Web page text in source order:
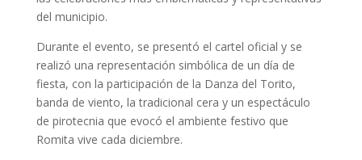
del municipio.
Durante el evento, se presentó el cartel oficial y se
realizó una representación simbólica de un día de
fiesta, con la participación de la Danza del Torito,
banda de viento, la tradicional cera y un espectáculo
de pirotecnia que evocó el ambiente festivo que
Romita vive cada diciembre.